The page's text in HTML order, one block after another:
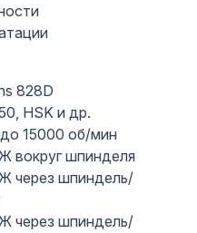
828D
HSK и др.
15000 об/мин
вокруг шпинделя
через шпиндель/
через шпиндель/